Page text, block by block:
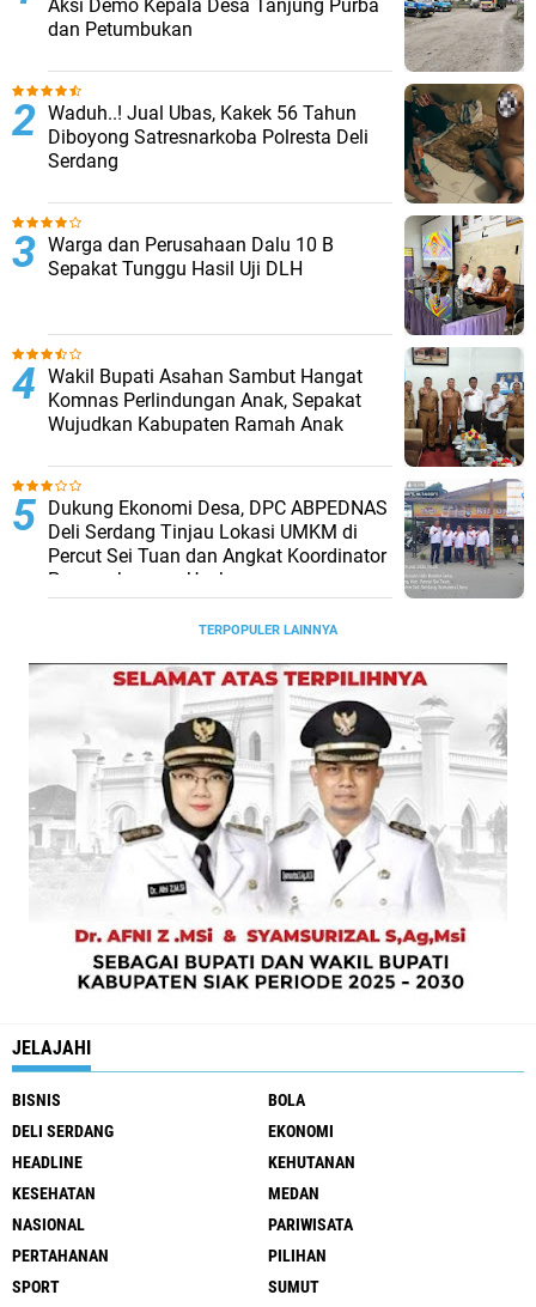
Aksi Demo Kepala Desa Tanjung Purba
dan Petumbukan
Waduh..! Jual Ubas, Kakek 56 Tahun
Diboyong Satresnarkoba Polresta Deli
Serdang
Warga dan Perusahaan Dalu 10 B
Sepakat Tunggu Hasil Uji DLH
Wakil Bupati Asahan Sambut Hangat
Komnas Perlindungan Anak, Sepakat
Wujudkan Kabupaten Ramah Anak
Dukung Ekonomi Desa, DPC ABPEDNAS
Deli Serdang Tinjau Lokasi UMKM di
Percut Sei Tuan dan Angkat Koordinator
Pengembangan Usaha
TERPOPULER LAINNYA
JELAJAHI
BISNIS
BOLA
DELI SERDANG
EKONOMI
HEADLINE
KEHUTANAN
KESEHATAN
MEDAN
NASIONAL
PARIWISATA
PERTAHANAN
PILIHAN
SPORT
SUMUT